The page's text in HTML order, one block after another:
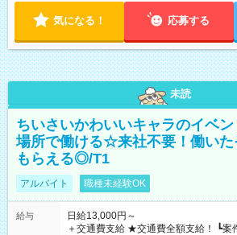
気になる！ 応募する
未読
ちいさいかわいいキャラのイベ
場所で働ける☆来社不要！働いた
もらえる◎/T1
アルバイト 職種未経験OK
給与
日給13,000円～
＋交通費支給 ★交通費全額支給！ ┗案件により規定あり ★日払